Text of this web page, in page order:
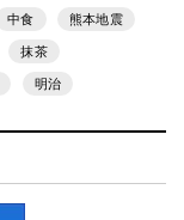
中食 熊本地震
抹茶
明治